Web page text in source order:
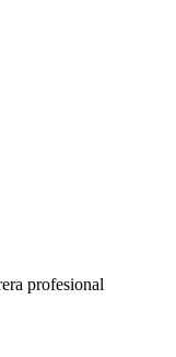
profesional